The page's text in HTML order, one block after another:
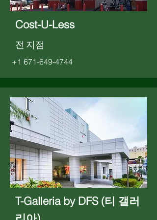
Cost-U-Less
전 지점
+1 671-649-4744
T-Galleria by DFS (티 갤러